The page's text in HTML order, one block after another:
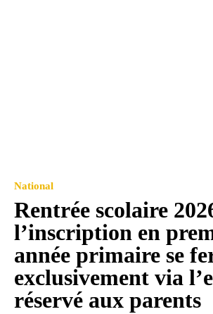
National
Rentrée scolaire
l’inscription en
année primaire se
exclusivement via
réservé aux parents